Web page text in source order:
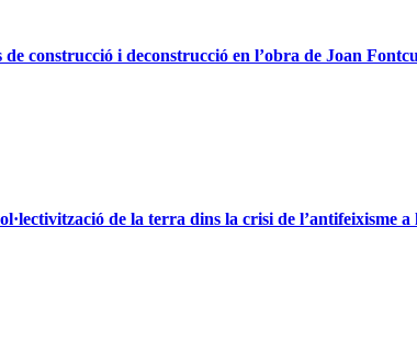
construcció i deconstrucció en l’obra de Joan
de la terra dins la crisi de l’antifeixisme